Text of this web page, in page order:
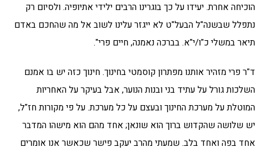
הוכיחה אחרת. יעידו על כך בוגרינו הרבים ילידי אתיופיה. ולסיום רק
נתפלל שבשנה"ל הבעל"ט לא ייגזר עלינו לשוב אל מה שהחכם באדם
תיאר במשלי כ"ו/י"א. בברכה נאמנה, חיים פרי".
ד"ר פרי מזהיר אותנו מפתרון קוסמטי בחינוך. חינוך כזה יש בו אמנם
השלכות גורל על עתיד בני ובנות הנוער, אבל בעיקר על האחריות
המוטלת על מערכת החינוך ובעצם על כל מערכת. על פי מקורות חז"ל,
יש שלושה שהקדוש ברוך הוא שונאן; אחד מהם הוא מישהו המדבר
אחד בפה ואחד בלב. שמעתי מהרב יעקב פישר שכאשר אנו אומרים